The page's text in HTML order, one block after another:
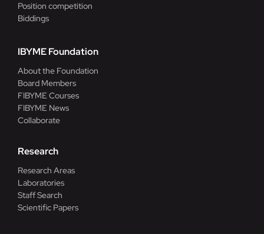
Position competition
Biddings
IBYME Foundation
About the Foundation
Board Members
FIBYME Courses
FIBYME News
Collaborate
Research
Research Areas
Laboratories
Staff Search
Scientific Papers